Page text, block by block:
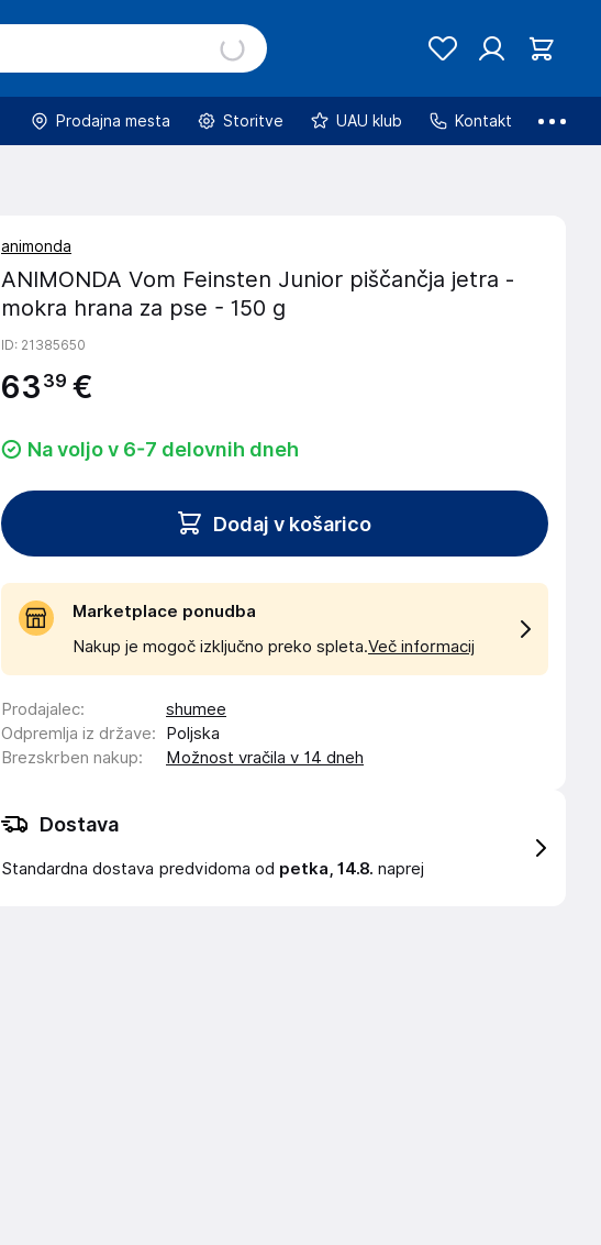
Prodajna mesta Storitve UAU klub Kontakt
animonda
ANIMONDA Vom Feinsten Junior piščančja jetra -
mokra hrana za pse - 150 g
ID: 21385650
63 39 €
Na voljo v 6-7 delovnih dneh
Dodaj v košarico
Marketplace ponudba
Nakup je mogoč izključno preko spleta.Več informacij
Prodajalec:
shumee
Odpremlja iz države:
Poljska
Brezskrben nakup: Možnost vračila v 14 dneh
Dostava
Standardna dostava predvidoma od petka, 14.8. naprej